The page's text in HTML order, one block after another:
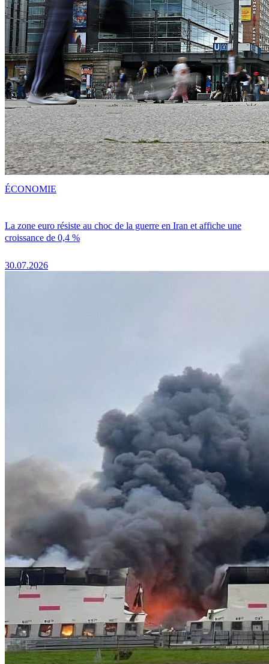
La zone euro résiste au choc de la guerre en Iran et affiche une
croissance de 0,4 %
30.07.2026
ÉCONOMIE